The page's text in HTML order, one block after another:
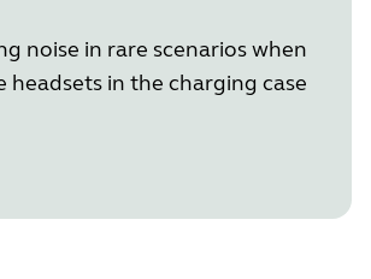
noise in rare scenarios when
headsets in the charging case